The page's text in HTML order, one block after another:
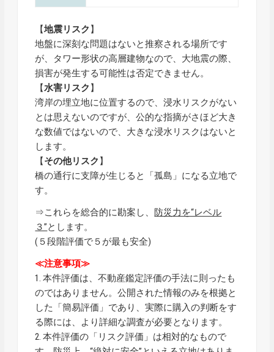
【地震リスク 】
地盤に深刻な問題はないと推察される場所です
が、タワー形状の高層建物なので、大地震の際、
損害が発生する可能性は否定できません。
【水害リスク 】
湾岸の埋立地に位置するので、浸水リスクがない
とは思えないのですが、公的な指摘がさほど大き
な数値ではないので、大きな浸水リスクはないと
します。
【その他リスク 】
橋の通行に支障が生じると「孤島」になる立地で
す。
⇒これらを総合的に勘案し、 防災力を“レベル
３”とします。
(５段階評価で５が最も安全)
≪注意事項≫
1. 本件評価は、不動産鑑定評価の手法に則ったも
のではありません。公開された情報のみを根拠と
した「簡易評価」であり、実際に購入の判断をす
る際には、より詳細な調査が必要となります。
2. 本件評価の「リスク評価」は相対的なもので